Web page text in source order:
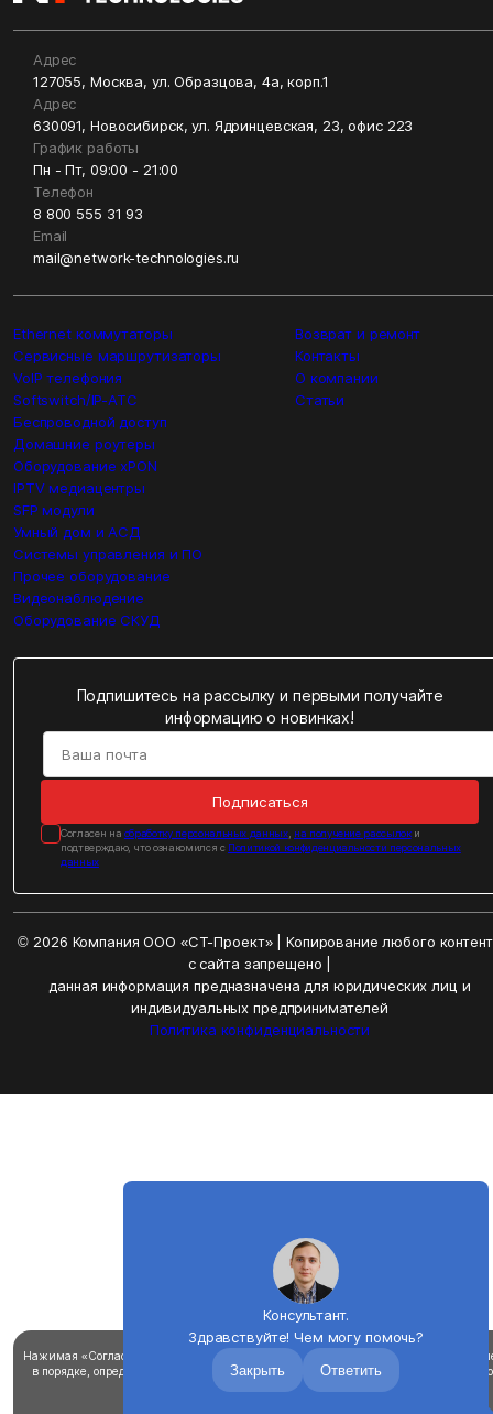
Нажимая «Согласен», вы соглашаетесь на использование файлов cookie для
в порядке, определенном в
политике использования файлов «cookie».
Вы можете
cookie в настройках браузера
Адрес
127055, Москва, ул. Образцова, 4а, корп.1
Адрес
630091, Новосибирск, ул. Ядринцевская, 23, офис 223
График работы
Пн - Пт, 09:00 - 21:00
Телефон
8 800 555 31 93
Email
mail@network-technologies.ru
Ethernet коммутаторы
Сервисные маршрутизаторы
VoIP телефония
Softswitch/IP-ATC
Беспроводной доступ
Домашние роутеры
Оборудование xPON
IPTV медиацентры
SFP модули
Умный дом и АСД
Системы управления и ПО
Прочее оборудование
Видеонаблюдение
Оборудование СКУД
Возврат и ремонт
Контакты
О компании
Статьи
Подпишитесь на рассылку и первыми получайте
информацию о новинках!
Подписаться
Cогласен на обработку персональных данных, на получение рассылоки
подтверждаю, что ознакомился с Политикой конфиденциальности персональных
данных
© 2026 Компания ООО «СТ-Проект» | Копирование любого
с сайта запрещено |
данная информация предназначена для юридических лиц и
индивидуальных предпринимателей
Политика конфиденциальности
Консультант.
Здравствуйте! Чем могу помочь?
Закрыть Ответить